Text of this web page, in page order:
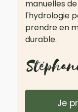
manuelles
l'hydrologie
prendre en
durable.
Je